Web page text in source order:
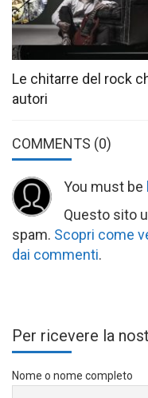
Le chitarre del rock
autori
COMMENTS (0)
You must be
Questo sito
spam. Scopri come
dai commenti.
Per ricevere la
Nome o nome completo